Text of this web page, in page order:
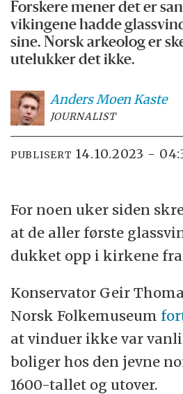
Forskere mener det er
vikingene hadde
sine. Norsk arkeolog er
utelukker det ikke.
Anders MoenKaste
JOURNALIST
PUBLISERT 14.10.2023 -
For noen uker siden
at de aller første
dukket opp i kirkene fra
Konservator Geir
Norsk Folkemuseum
at vinduer ikke var
boliger hos den jevne
1600-tallet og utover.